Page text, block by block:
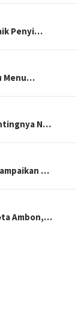
Penyi…
Menu…
N…
…
Ambon,…